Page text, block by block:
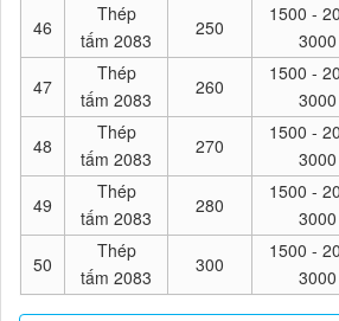
46
Thép
tấm 2083
250
1500 -
3000
47
Thép
tấm 2083
260
1500 -
3000
48
Thép
tấm 2083
270
1500 -
3000
49
Thép
tấm 2083
280
1500 -
3000
50
Thép
tấm 2083
300
1500 -
3000